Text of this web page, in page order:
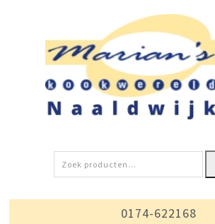
Zoeken
naar:
0174-622168